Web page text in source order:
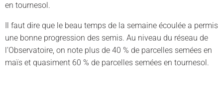
en tournesol.
Il faut dire que le beau temps de la semaine écoulée a permis
une bonne progression des semis. Au niveau du réseau de
l’Observatoire, on note plus de 40 % de parcelles semées en
maïs et quasiment 60 % de parcelles semées en tournesol.